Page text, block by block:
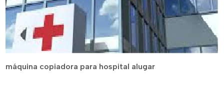
máquina copiadora para hospital alugar